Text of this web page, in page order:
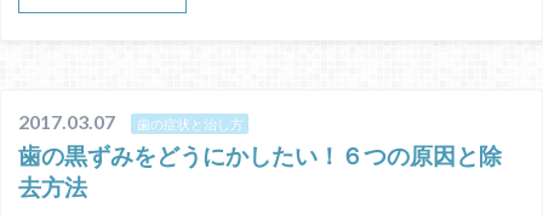
2017.03.07 歯の症状と治し方
歯の黒ずみをどうにかしたい！６つの原因と除
去方法